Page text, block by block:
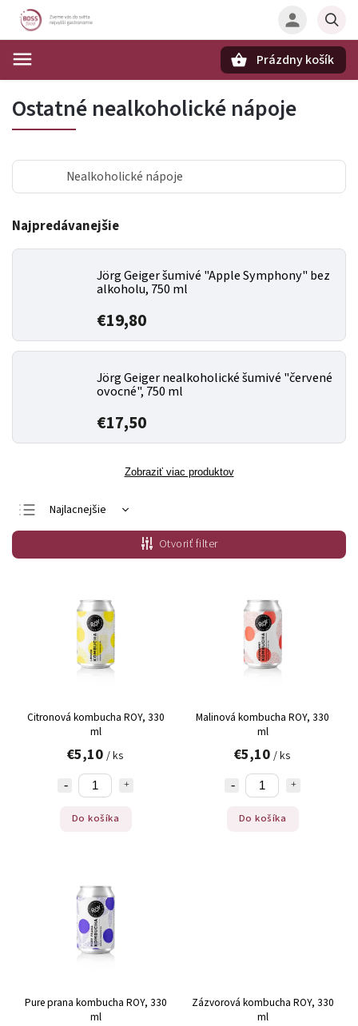
Prázdny košík
Ostatné nealkoholické nápoje
Nealkoholické nápoje
Najpredávanejšie
Jörg Geiger šumivé "Apple Symphony" bez
alkoholu, 750 ml
€19,80
Jörg Geiger nealkoholické šumivé "červené
ovocné", 750 ml
€17,50
Zobraziť viac produktov
Najlacnejšie
Najdrahšie
Najpredávanejšie
Otvoriť filter
Citronová kombucha ROY, 330
ml
€5,10 / ks
Do košíka
Malinová kombucha ROY, 330
ml
€5,10 / ks
Do košíka
Pure prana kombucha ROY, 330
ml
Zázvorová kombucha ROY, 330
ml